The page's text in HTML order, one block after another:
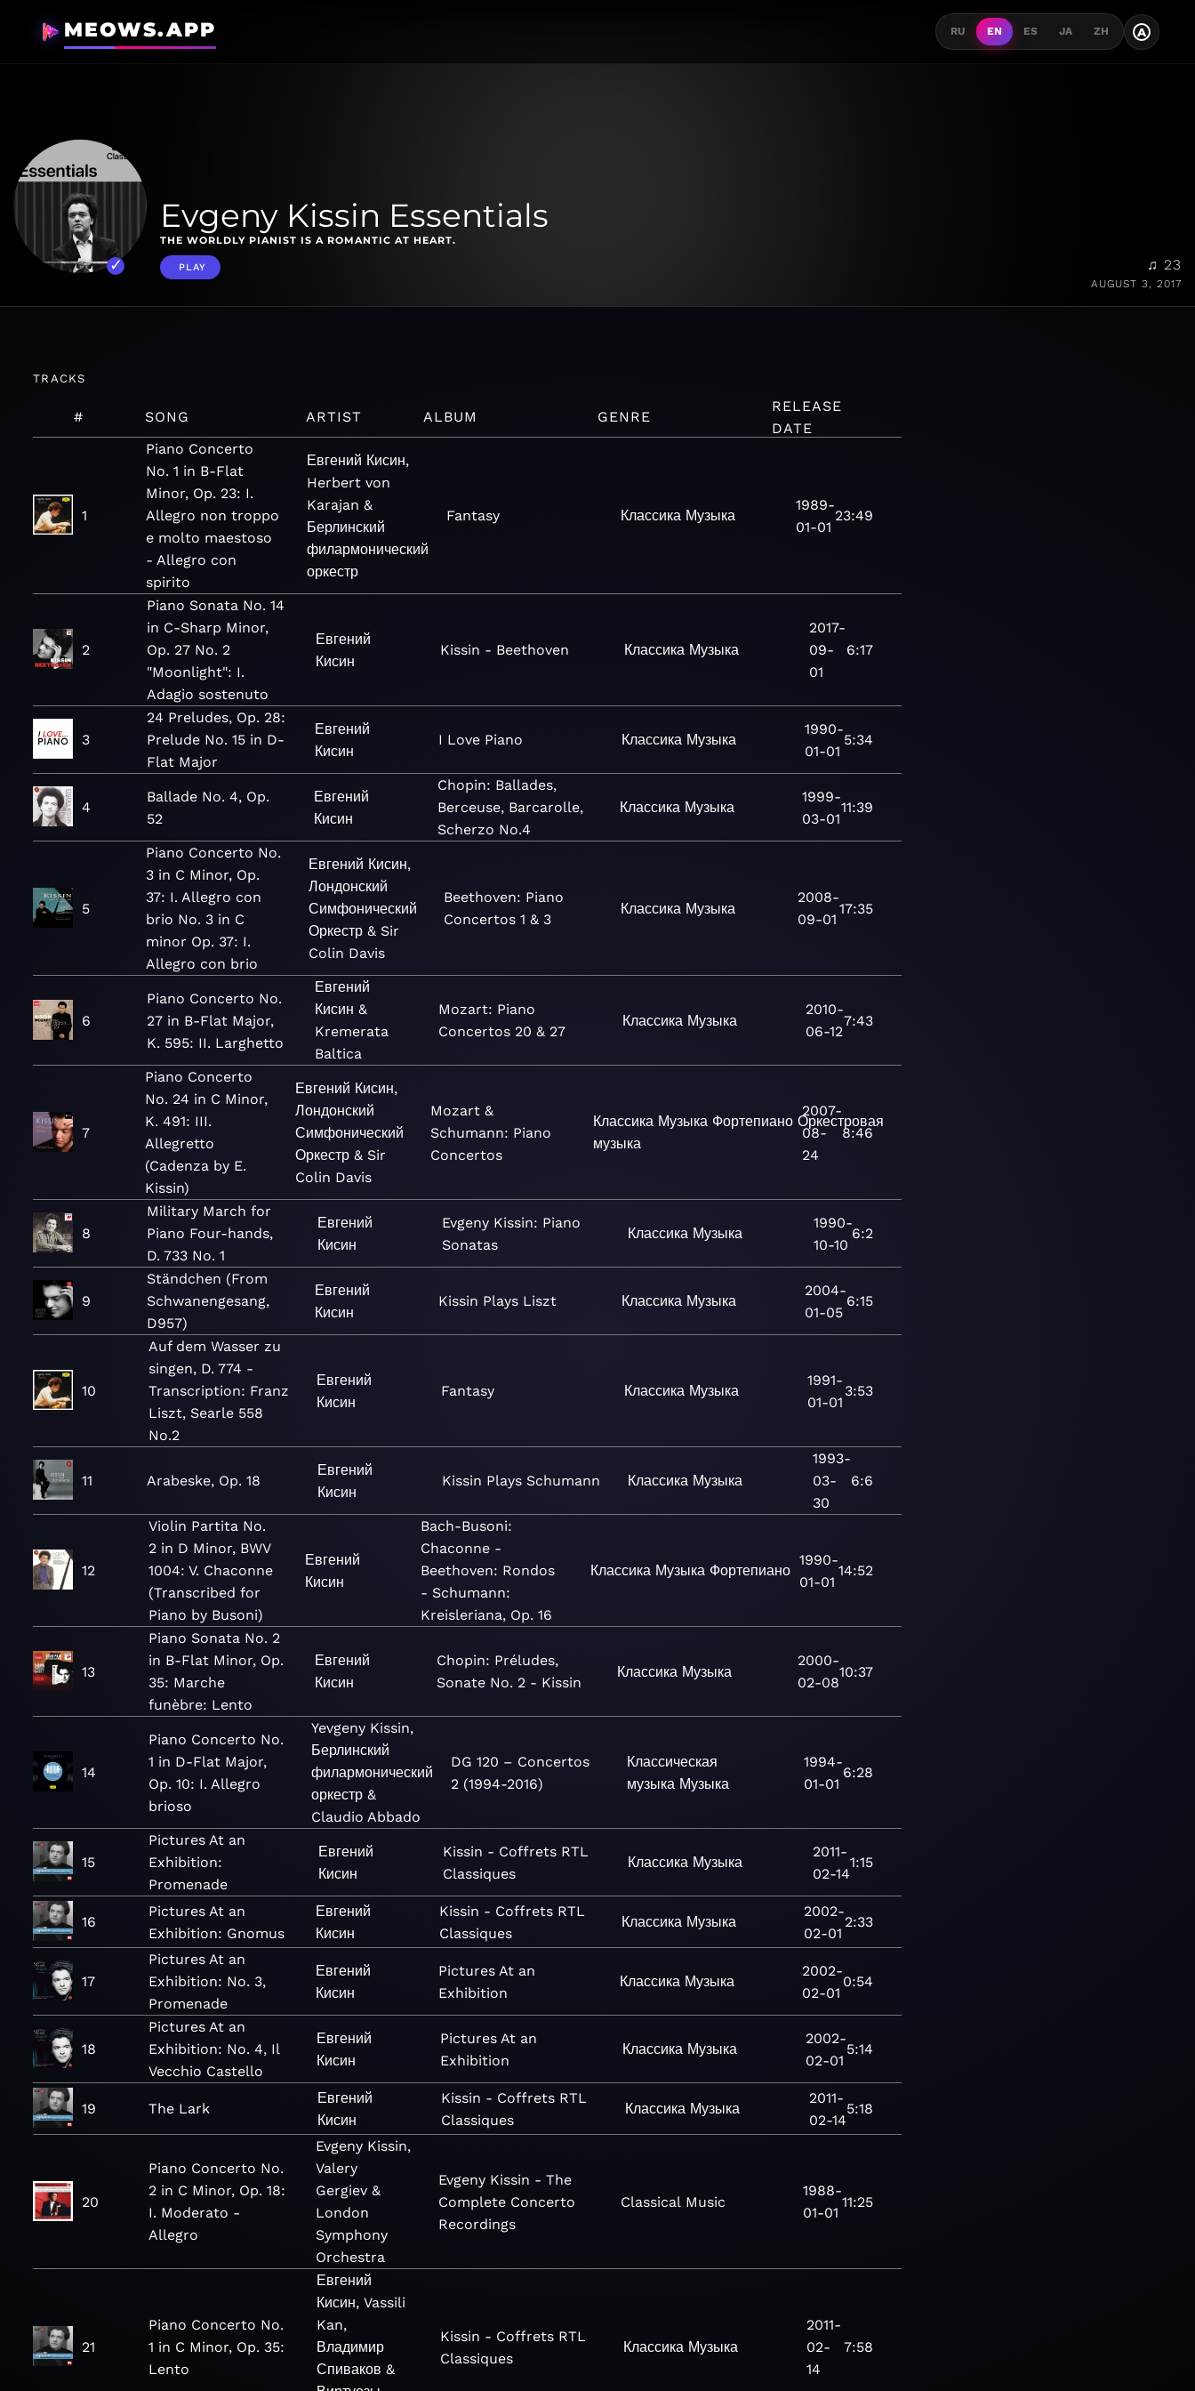
MEOWS.APP RU EN ES JA ZH A
Evgeny Kissin Essentials
THE WORLDLY PIANIST IS A ROMANTIC AT HEART.
PLAY ♫ 23
AUGUST 3, 2017
TRACKS
# SONG ARTIST ALBUM GENRE
RELEASE
DATE
1
Piano Concerto
No. 1 in B-Flat
Minor, Op. 23: I.
Allegro non troppo
e molto maestoso
- Allegro con
spirito
Евгений Кисин,
Herbert von
Karajan &
Берлинский
филармонический
оркестр
Fantasy Классика Музыка
1989-
01-01
23:49
2
Piano Sonata No. 14
in C-Sharp Minor,
Op. 27 No. 2
"Moonlight": I.
Adagio sostenuto
Евгений
Кисин
Kissin - Beethoven Классика Музыка
2017-
09-
01
6:17
3
24 Preludes, Op. 28:
Prelude No. 15 in D-
Flat Major
Евгений
Кисин
I Love Piano Классика Музыка
1990-
01-01
5:34
4
Ballade No. 4, Op.
52
Евгений
Кисин
Chopin: Ballades,
Berceuse, Barcarolle,
Scherzo No.4
Классика Музыка
1999-
03-01
11:39
5
Piano Concerto No.
3 in C Minor, Op.
37: I. Allegro con
brio No. 3 in C
minor Op. 37: I.
Allegro con brio
Евгений Кисин,
Лондонский
Симфонический
Оркестр & Sir
Colin Davis
Beethoven: Piano
Concertos 1 & 3
Классика Музыка
2008-
09-01
17:35
6
Piano Concerto No.
27 in B-Flat Major,
K. 595: II. Larghetto
Евгений
Кисин &
Kremerata
Baltica
Mozart: Piano
Concertos 20 & 27
Классика Музыка
2010-
06-12
7:43
7
Piano Concerto
No. 24 in C Minor,
K. 491: III.
Allegretto
(Cadenza by E.
Kissin)
Евгений Кисин,
Лондонский
Симфонический
Оркестр & Sir
Colin Davis
Mozart &
Schumann: Piano
Concertos
Классика Музыка Фортепиано Оркестровая
музыка
2007-
08-
24
8:46
8
Military March for
Piano Four-hands,
D. 733 No. 1
Евгений
Кисин
Evgeny Kissin: Piano
Sonatas
Классика Музыка
1990-
10-10
6:2
9
Ständchen (From
Schwanengesang,
D957)
Евгений
Кисин
Kissin Plays Liszt Классика Музыка
2004-
01-05
6:15
10
Auf dem Wasser zu
singen, D. 774 -
Transcription: Franz
Liszt, Searle 558
No.2
Евгений
Кисин
Fantasy Классика Музыка
1991-
01-01
3:53
11 Arabeske, Op. 18
Евгений
Кисин
Kissin Plays Schumann Классика Музыка
1993-
03-
30
6:6
12
Violin Partita No.
2 in D Minor, BWV
1004: V. Chaconne
(Transcribed for
Piano by Busoni)
Евгений
Кисин
Bach-Busoni:
Chaconne -
Beethoven: Rondos
- Schumann:
Kreisleriana, Op. 16
Классика Музыка Фортепиано
1990-
01-01
14:52
13
Piano Sonata No. 2
in B-Flat Minor, Op.
35: Marche
funèbre: Lento
Евгений
Кисин
Chopin: Préludes,
Sonate No. 2 - Kissin
Классика Музыка
2000-
02-08
10:37
14
Piano Concerto No.
1 in D-Flat Major,
Op. 10: I. Allegro
brioso
Yevgeny Kissin,
Берлинский
филармонический
оркестр &
Claudio Abbado
DG 120 – Concertos
2 (1994-2016)
Классическая
музыка Музыка
1994-
01-01
6:28
15
Pictures At an
Exhibition:
Promenade
Евгений
Кисин
Kissin - Coffrets RTL
Classiques
Классика Музыка
2011-
02-14
1:15
16
Pictures At an
Exhibition: Gnomus
Евгений
Кисин
Kissin - Coffrets RTL
Classiques
Классика Музыка
2002-
02-01
2:33
17
Pictures At an
Exhibition: No. 3,
Promenade
Евгений
Кисин
Pictures At an
Exhibition
Классика Музыка
2002-
02-01
0:54
18
Pictures At an
Exhibition: No. 4, Il
Vecchio Castello
Евгений
Кисин
Pictures At an
Exhibition
Классика Музыка
2002-
02-01
5:14
19 The Lark
Евгений
Кисин
Kissin - Coffrets RTL
Classiques
Классика Музыка
2011-
02-14
5:18
20
Piano Concerto No.
2 in C Minor, Op. 18:
I. Moderato -
Allegro
Evgeny Kissin,
Valery
Gergiev &
London
Symphony
Orchestra
Evgeny Kissin - The
Complete Concerto
Recordings
Classical Music
1988-
01-01
11:25
21
Piano Concerto No.
1 in C Minor, Op. 35:
Lento
Евгений
Кисин, Vassili
Kan,
Владимир
Спиваков &
Kissin - Coffrets RTL
Classiques
Классика Музыка
2011-
02-
14
7:58